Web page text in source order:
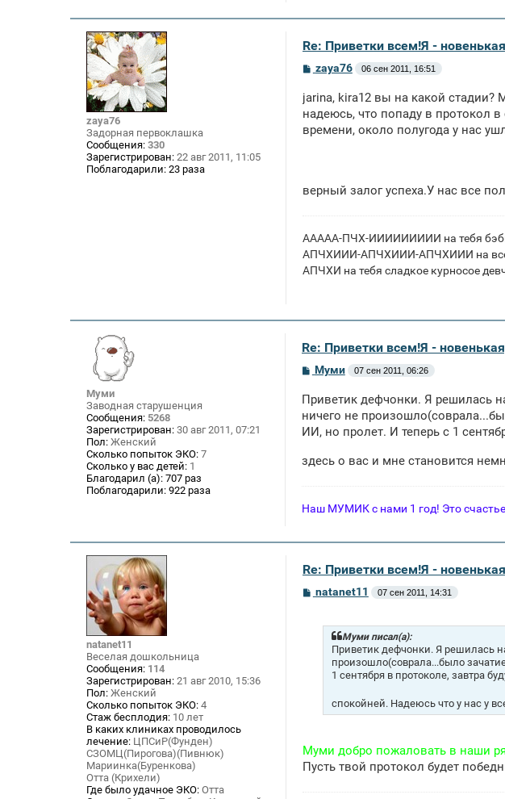
zaya76
Задорная первоклашка
Сообщения: 330
Зарегистрирован: 22 авг 2011, 11:05
Поблагодарили: 23 раза
Re: Приветки всем!Я -
С
б
щ
е
н
zaya76 06 сен 2011, 16:51
jarina, kira12 вы на какой
надеюсь, что попаду в протокол
времени, около полугода у нас
верный залог успеха.У нас все
ААААА-ПЧХ-ИИИИИИИИИ на тебя
АПЧХИИИ-АПЧХИИИ-АПЧХИИИ на все
АПЧХИ на тебя сладкое курносое
Муми
Заводная старушенция
Сообщения: 5268
Зарегистрирован: 30 авг 2011, 07:21
Пол: Женский
Сколько попыток ЭКО: 7
Сколько у вас детей: 1
Благодарил (а): 707 раз
Поблагодарили: 922 раза
Re: Приветки всем!Я -
С
б
щ
е
н
е
Муми 07 сен 2011, 06:26
Приветик дефчонки. Я решилась
ничего не
ИИ, но пролет. И теперь с 1
здесь о вас и мне становится
Наш МУМИК с нами 1 год! Это
natanet11
Веселая дошкольница
Сообщения: 114
Зарегистрирован: 21 авг 2010, 15:36
Пол: Женский
Сколько попыток ЭКО: 4
Стаж бесплодия: 10 лет
В каких клиниках проводилось
лечение: ЦПСиР(Фунден)
СЗОМЦ(Пирогова)(Пивнюк)
Мариинка(Буренкова)
Отта (Крихели)
Где было удачное ЭКО: Отта
Re: Приветки всем!Я -
Сnatanet11 07 сен 2011, 14:31
Муми писал(а):
Приветик дефчонки. Я решилась
произошло(соврала...было
1 сентября в протоколе, завтра
спокойней. Надеюсь что у нас у
Муми добро пожаловать в наши
Пусть твой протокол будет